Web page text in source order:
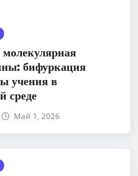
бифуркация
учения в
среде
Май 1, 2026